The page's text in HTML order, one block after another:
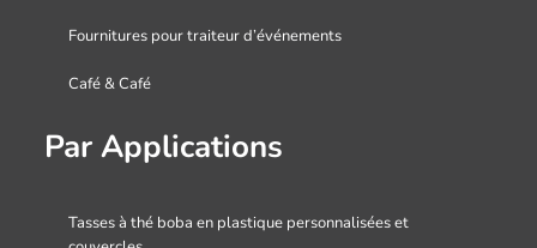
Fournitures pour traiteur d’événements
Café & Café
Par Applications
Tasses à thé boba en plastique personnalisées et